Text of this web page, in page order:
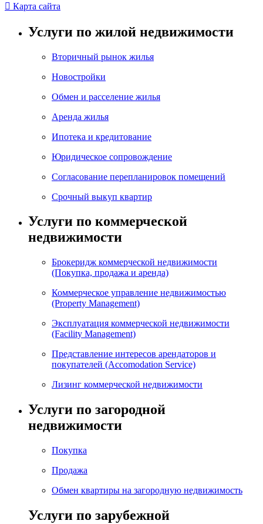
 Карта сайта
Услуги по жилой недвижимости
Вторичный рынок жилья
Новостройки
Обмен и расселение жилья
Аренда жилья
Ипотека и кредитование
Юридическое сопровождение
Согласование перепланировок помещений
Срочный выкуп квартир
Услуги по коммерческой
недвижимости
Брокеридж коммерческой недвижимости
(Покупка, продажа и аренда)
Коммерческое управление недвижимостью
(Property Management)
Эксплуатация коммерческой недвижимости
(Facility Management)
Представление интересов арендаторов и
покупателей (Accomodation Service)
Лизинг коммерческой недвижимости
Услуги по загородной
недвижимости
Покупка
Продажа
Обмен квартиры на загородную недвижимость
Услуги по зарубежной